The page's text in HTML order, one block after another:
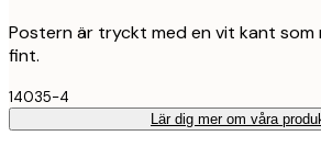
Postern är tryckt med en vit kant som
fint.
14035-4
Lär dig mer om våra